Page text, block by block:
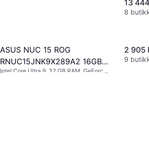
13
8
ASUS NUC 15 ROG
RNUC15JNK9X289A2 16GB
1TB
Intel Core Ultra 9, 32 GB RAM, GeForce
2 905
9